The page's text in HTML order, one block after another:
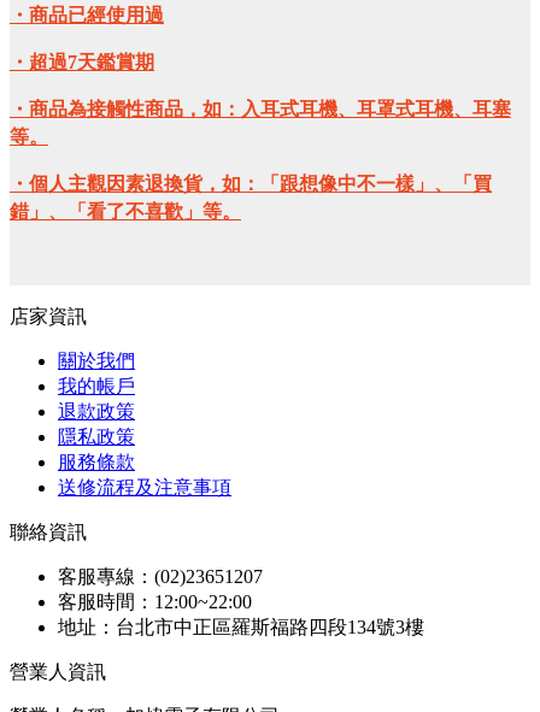
・商品已經使用過
・超過7天鑑賞期
・商品為接觸性商品，如：入耳式耳機、耳罩式耳機、耳塞
等。
・個人主觀因素退換貨，如：「跟想像中不一樣」、「買
錯」、「看了不喜歡」等。
店家資訊
關於我們
我的帳戶
退款政策
隱私政策
服務條款
送修流程及注意事項
聯絡資訊
客服專線：(02)23651207
客服時間：12:00~22:00
地址：台北市中正區羅斯福路四段134號3樓
營業人資訊